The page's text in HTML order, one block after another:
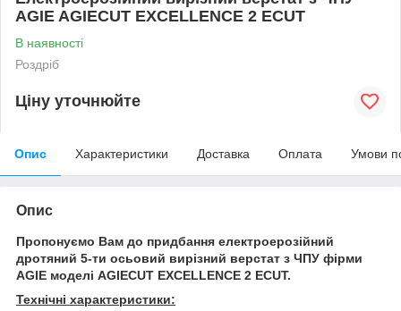
AGIE AGIECUT EXCELLENCE 2 ECUT
В наявності
Роздріб
Ціну уточнюйте
Опис Характеристики Доставка Оплата Умови
Опис
Пропонуємо Вам до придбання електроерозійний
дротяний 5-ти осьовий вирізний верстат з ЧПУ фірми
AGIE моделі AGIECUT EXCELLENCE 2 ECUT.
Технічні характеристики: